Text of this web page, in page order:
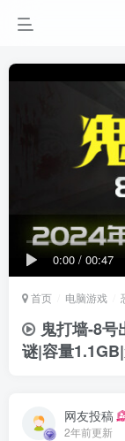
0:00 / 00:47
首页 电脑游戏
鬼打墙-8
谜|容量
网友投稿
2年前更新